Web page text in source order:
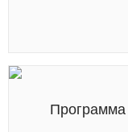
Программа